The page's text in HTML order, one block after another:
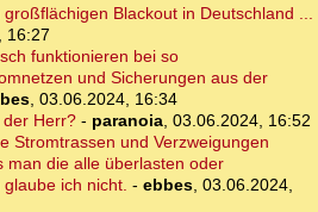
Blackout in Deutschland ...
16:27
funktionieren bei so
und Sicherungen aus der
, 03.06.2024, 16:34
der Herr?- paranoia, 03.06.2024, 16:52
Stromtrassen und Verzweigungen
man die alle überlasten oder
ich nicht. - ebbes, 03.06.2024,